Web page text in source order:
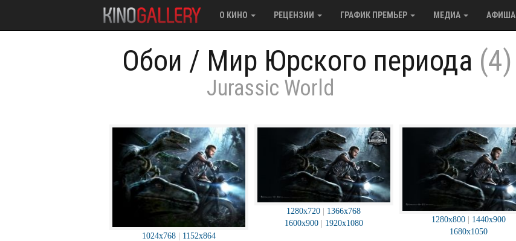
О КИНО РЕЦЕНЗИИ ГРАФИК ПРЕМЬЕР МЕДИА АФИША
Обои / Мир Юрского периода (4)
Jurassic World
1024x768| 1152x864
1280x720 | 1366x768
1600x900| 1920x1080 1280x800 | 1440x900
1680x1050